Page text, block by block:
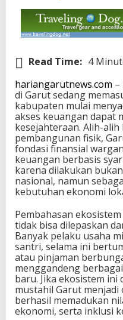
Read Time: 4
hariangarutnews.com –
di Garut sedang
kabupaten mulai
akses keuangan dapat
kesejahteraan. Alih-
pembangunan fisik,
fondasi finansial
keuangan berbasis
karena dilakukan
nasional, namun
kebutuhan ekonomi
Pembahasan
tidak bisa dilepaskan
Banyak pelaku usaha
santri, selama ini
atau pinjaman
menggandeng
baru. Jika ekosistem
mustahil Garut
berhasil memadukan
ekonomi, serta inklusi